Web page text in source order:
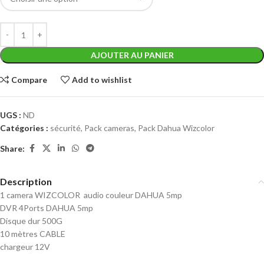
AJOUTER AU PANIER
Compare Add to wishlist
UGS : ND
Catégories : sécurité, Pack cameras, Pack Dahua Wizcolor
Share:
Description
1 camera WIZCOLOR audio couleur DAHUA 5mp
DVR 4Ports DAHUA 5mp
Disque dur 500G
10 mètres CABLE
chargeur 12V